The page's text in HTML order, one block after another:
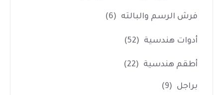
فرش الرسم والبالته (6)
أدوات هندسية (52)
أطقم هندسية (22)
براجل (9)